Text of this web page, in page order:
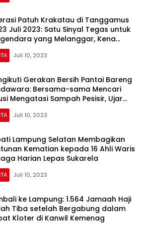
Patuh Krakatau di Tanggamus
Juli 2023: Satu Sinyal Tegas untuk
yang Melanggar, Kena
Manual!
Juli 10, 2023
Gerakan Bersih Pantai Bareng
Bersama-sama Mencari
Mengatasi Sampah Pesisir, Ujar
Kota Bandar Lampung
Juli 10, 2023
Lampung Selatan Membagikan
Kematian kepada 16 Ahli Waris
Harian Lepas Sukarela
Juli 10, 2023
ke Lampung: 1.564 Jamaah Haji
Tiba setelah Bergabung dalam
Kloter di Kanwil Kemenag